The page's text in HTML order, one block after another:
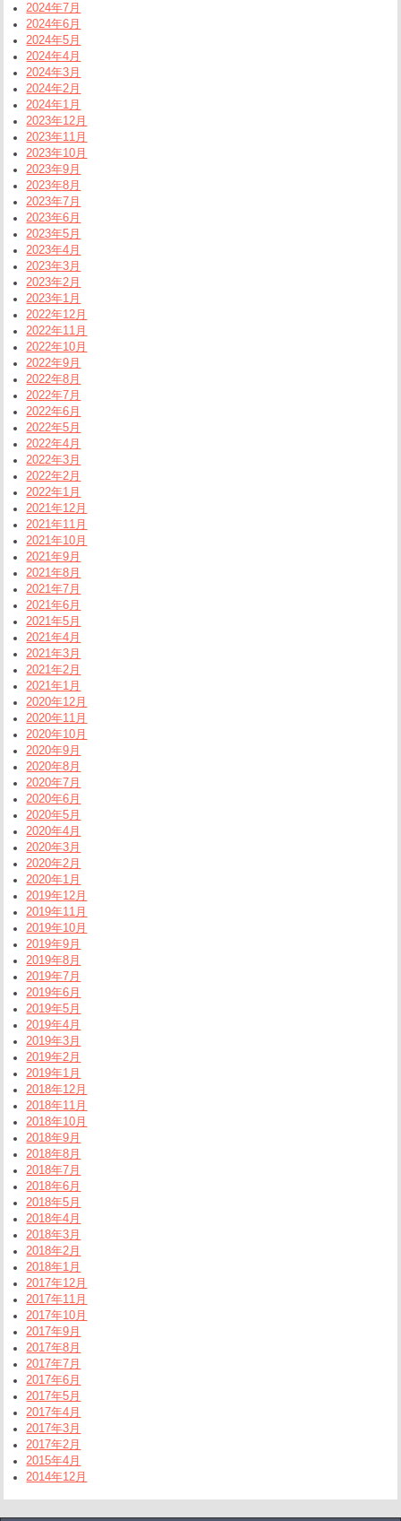
2024年7月
2024年6月
2024年5月
2024年4月
2024年3月
2024年2月
2024年1月
2023年12月
2023年11月
2023年10月
2023年9月
2023年8月
2023年7月
2023年6月
2023年5月
2023年4月
2023年3月
2023年2月
2023年1月
2022年12月
2022年11月
2022年10月
2022年9月
2022年8月
2022年7月
2022年6月
2022年5月
2022年4月
2022年3月
2022年2月
2022年1月
2021年12月
2021年11月
2021年10月
2021年9月
2021年8月
2021年7月
2021年6月
2021年5月
2021年4月
2021年3月
2021年2月
2021年1月
2020年12月
2020年11月
2020年10月
2020年9月
2020年8月
2020年7月
2020年6月
2020年5月
2020年4月
2020年3月
2020年2月
2020年1月
2019年12月
2019年11月
2019年10月
2019年9月
2019年8月
2019年7月
2019年6月
2019年5月
2019年4月
2019年3月
2019年2月
2019年1月
2018年12月
2018年11月
2018年10月
2018年9月
2018年8月
2018年7月
2018年6月
2018年5月
2018年4月
2018年3月
2018年2月
2018年1月
2017年12月
2017年11月
2017年10月
2017年9月
2017年8月
2017年7月
2017年6月
2017年5月
2017年4月
2017年3月
2017年2月
2015年4月
2014年12月